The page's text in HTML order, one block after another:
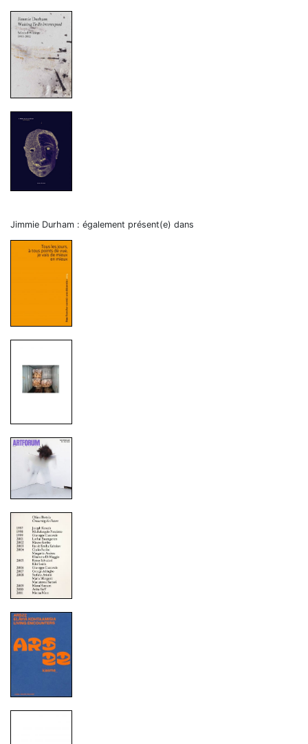
Jimmie Durham : également présent(e) dans